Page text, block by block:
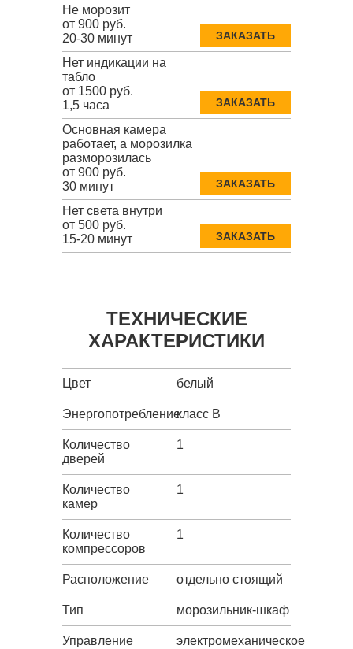
Не морозит
от 900 руб.
20-30 минут
ЗАКАЗАТЬ
Нет индикации на
табло
от 1500 руб.
1,5 часа
ЗАКАЗАТЬ
Основная камера
работает, а морозилка
разморозилась
от 900 руб.
30 минут
ЗАКАЗАТЬ
Нет света внутри
от 500 руб.
15-20 минут
ЗАКАЗАТЬ
ТЕХНИЧЕСКИЕ
ХАРАКТЕРИСТИКИ
Цвет белый
Энергопотреблениекласс B
Количество
дверей
1
Количество
камер
1
Количество
компрессоров
1
Расположение отдельно стоящий
Тип морозильник-шкаф
Управление электромеханическое